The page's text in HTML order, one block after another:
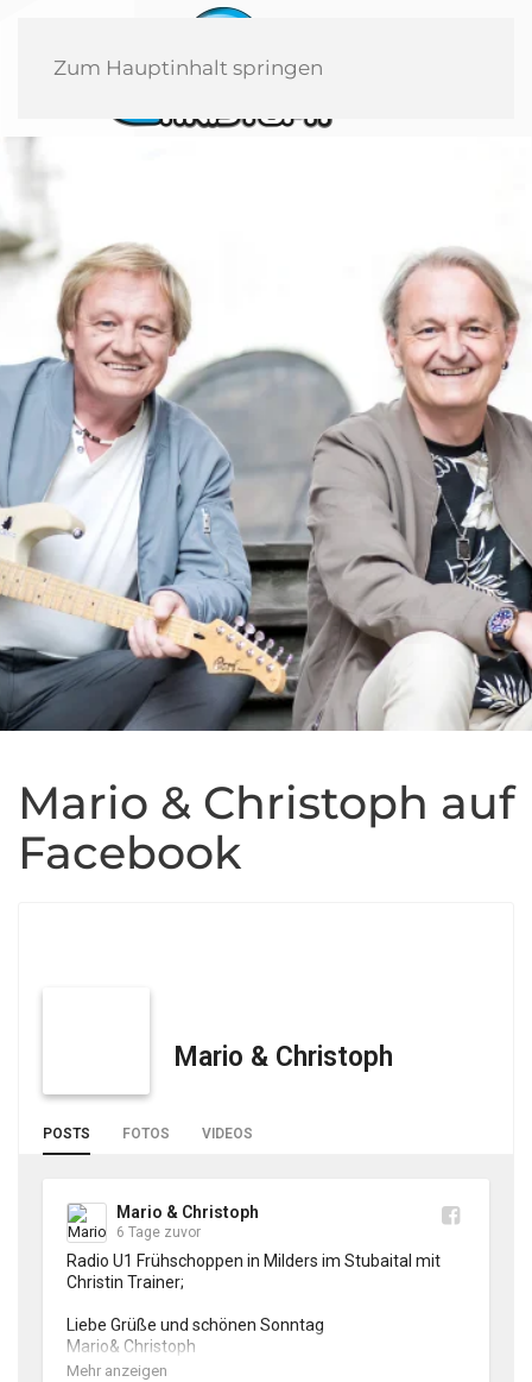
Zum Hauptinhalt springen
Mario & Christoph auf
Facebook
Mario & Christoph
POSTS FOTOS VIDEOS
Mario & Christoph
6 Tage zuvor
Radio U1 Frühschoppen in Milders im Stubaital mit
Christin Trainer;
Liebe Grüße und schönen Sonntag
Mario& Christoph
Mehr anzeigen